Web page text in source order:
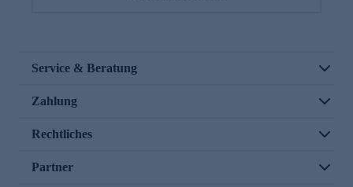
Service & Beratung
Zahlung
Rechtliches
Partner